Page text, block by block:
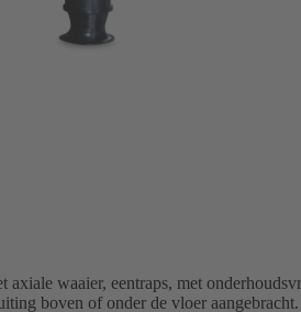
axiale waaier, eentraps, met
boven of onder de vloer aangebracht.